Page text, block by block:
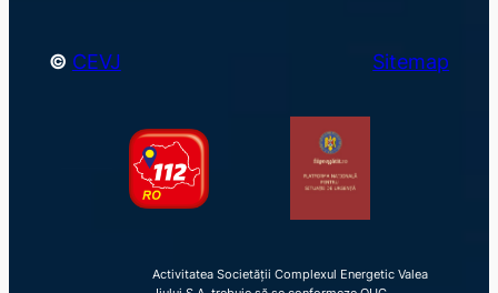
© CEVJ Sitemap
Activitatea Societății Complexul Energetic Valea